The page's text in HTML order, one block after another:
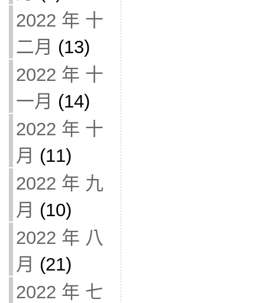
2022 年 十
二月 (13)
2022 年 十
一月 (14)
2022 年 十
月 (11)
2022 年 九
月 (10)
2022 年 八
月 (21)
2022 年 七